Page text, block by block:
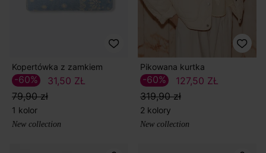
Kopertówka z zamkiem
31,50 ZŁ
79,90 zł
-60%
1 kolor
New collection
Pikowana kurtka
127,50 ZŁ
319,90 zł
-60%
2 kolory
New collection